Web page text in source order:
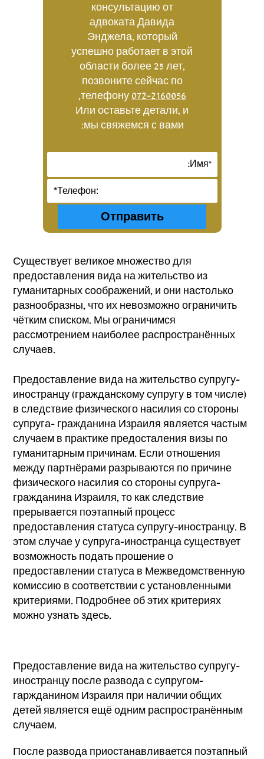
консультацию от
адвоката Давида
Энджела, который
успешно работает в этой
области более 25 лет,
позвоните сейчас по
телефону 072-2160056
,
Или оставьте детали, и
мы свяжемся с вами:
Существует великое множество для
предоставления вида на жительство из
гуманитарных соображений, и они настолько
разнообразны, что их невозможно ограничить
чётким списком. Мы ограничимся
рассмотрением наиболее распространённых
случаев.
Предоставление вида на жительство супругу-
иностранцу (гражданскому супругу в том числе)
в следствие физического насилия со стороны
супруга- гражданина Израиля является частым
случаем в практике предосталения визы по
гуманитарным причинам. Если отношения
между партнёрами разрываются по причине
физического насилия со стороны супруга-
гражданина Израиля, то как следствие
прерывается поэтапный процесс
предоставления статуса супругу-иностранцу. В
этом случае у супруга-иностранца существует
возможность подать прошение о
предоставлении статуса в Межведомственную
комиссию в соответствии с установленными
критериями. Подробнее об этих критериях
можно узнать здесь.
Предоставление вида на жительство супругу-
иностранцу после развода с супругом-
гаржданином Израиля при наличии общих
детей является ещё одним распространённым
случаем.
После развода приостанавливается поэтапный